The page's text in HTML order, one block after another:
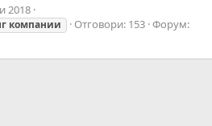
2018
компании Отговори: 153 Форум: